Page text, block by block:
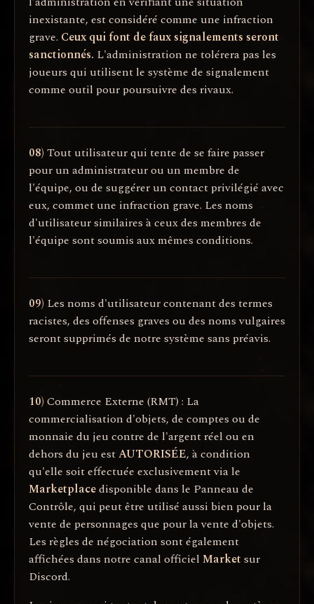
inexistante, est considéré comme une infraction
grave. Ceux qui font de faux signalements seront
sanctionnés. L'administration ne tolérera pas les
joueurs qui utilisent le système de signalement
comme outil pour poursuivre des rivaux.
08) Tout utilisateur qui tente de se faire passer
pour un administrateur ou un membre de
l'équipe, ou de suggérer un contact privilégié avec
eux, commet une infraction grave. Les noms
d'utilisateur similaires à ceux des membres de
l'équipe sont soumis aux mêmes conditions.
09) Les noms d'utilisateur contenant des termes
racistes, des offenses graves ou des noms vulgaires
seront supprimés de notre système sans préavis.
10) Commerce Externe (RMT) : La
commercialisation d'objets, de comptes ou de
monnaie du jeu contre de l'argent réel ou en
dehors du jeu estAUTORISÉE, à condition
qu'elle soit effectuée exclusivement via le
Marketplacedisponible dans le Panneau de
Contrôle, qui peut être utilisé aussi bien pour la
vente de personnages que pour la vente d'objets.
Les règles de négociation sont également
affichées dans notre canal officiel Market sur
Discord.